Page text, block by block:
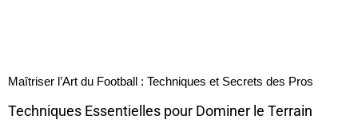
Maîtriser l’Art du Football : Techniques et Secrets des Pros
Techniques Essentielles pour Dominer le Terrain